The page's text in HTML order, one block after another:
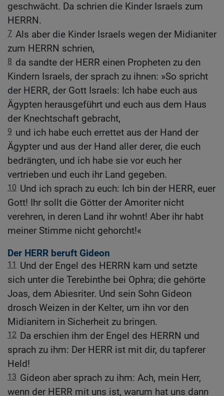
geschwächt. Da schrien die Kinder Israels zum
HERRN.
7 Als aber die Kinder Israels wegen der Midianiter
zum HERRN schrien,
8 da sandte der HERR einen Propheten zu den
Kindern Israels, der sprach zu ihnen: »So spricht
der HERR, der Gott Israels: Ich habe euch aus
Ägypten herausgeführt und euch aus dem Haus
der Knechtschaft gebracht,
9 und ich habe euch errettet aus der Hand der
Ägypter und aus der Hand aller derer, die euch
bedrängten, und ich habe sie vor euch her
vertrieben und euch ihr Land gegeben.
10 Und ich sprach zu euch: Ich bin der HERR, euer
Gott! Ihr sollt die Götter der Amoriter nicht
verehren, in deren Land ihr wohnt! Aber ihr habt
meiner Stimme nicht gehorcht!«
Der HERR beruft Gideon
11
Und der Engel des HERRN kam und setzte
sich unter die Terebinthe bei Ophra; die gehörte
Joas, dem Abiesriter. Und sein Sohn Gideon
drosch Weizen in der Kelter, um ihn vor den
Midianitern in Sicherheit zu bringen.
12 Da erschien ihm der Engel des HERRN und
sprach zu ihm: Der HERR ist mit dir, du tapferer
Held!
13 Gideon aber sprach zu ihm: Ach, mein Herr,
wenn der HERR mit uns ist, warum hat uns dann